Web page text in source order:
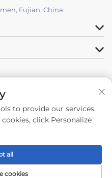
Fujian, China
Uns
Industry & Trade
to provide our services.
click Personalize
cookies
all